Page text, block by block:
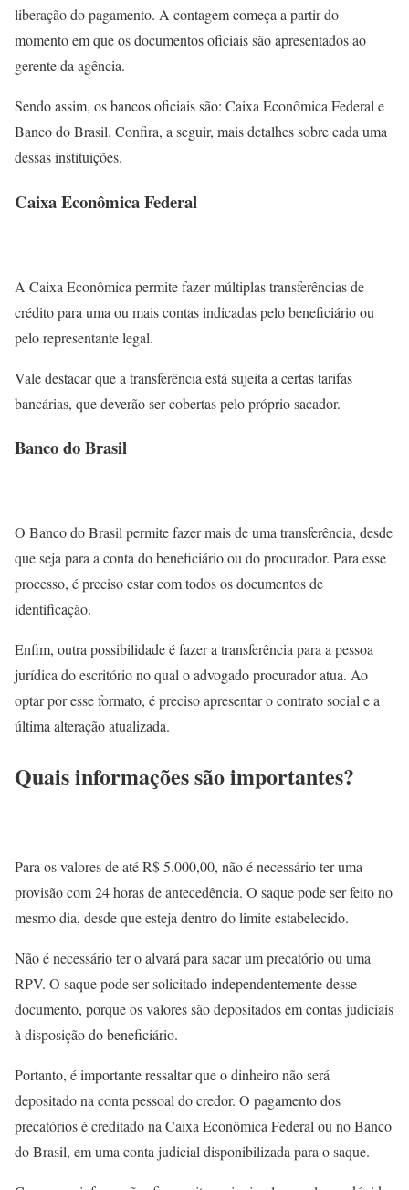
liberação do pagamento. A contagem começa a partir do
momento em que os documentos oficiais são apresentados ao
gerente da agência.
Sendo assim, os bancos oficiais são: Caixa Econômica Federal e
Banco do Brasil. Confira, a seguir, mais detalhes sobre cada uma
dessas instituições.
Caixa Econômica Federal
A Caixa Econômica permite fazer múltiplas transferências de
crédito para uma ou mais contas indicadas pelo beneficiário ou
pelo representante legal.
Vale destacar que a transferência está sujeita a certas tarifas
bancárias, que deverão ser cobertas pelo próprio sacador.
Banco do Brasil
O Banco do Brasil permite fazer mais de uma transferência, desde
que seja para a conta do beneficiário ou do procurador. Para esse
processo, é preciso estar com todos os documentos de
identificação.
Enfim, outra possibilidade é fazer a transferência para a pessoa
jurídica do escritório no qual o advogado procurador atua. Ao
optar por esse formato, é preciso apresentar o contrato social e a
última alteração atualizada.
Quais informações são importantes?
Para os valores de até R$ 5.000,00, não é necessário ter uma
provisão com 24 horas de antecedência. O saque pode ser feito no
mesmo dia, desde que esteja dentro do limite estabelecido.
Não é necessário ter o alvará para sacar um precatório ou uma
RPV. O saque pode ser solicitado independentemente desse
documento, porque os valores são depositados em contas judiciais
à disposição do beneficiário.
Portanto, é importante ressaltar que o dinheiro não será
depositado na conta pessoal do credor. O pagamento dos
precatórios é creditado na Caixa Econômica Federal ou no Banco
do Brasil, em uma conta judicial disponibilizada para o saque.